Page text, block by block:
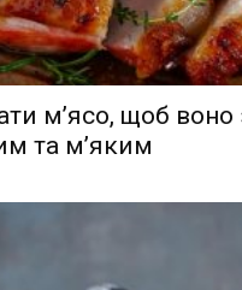
м’ясо, щоб
та м’яким